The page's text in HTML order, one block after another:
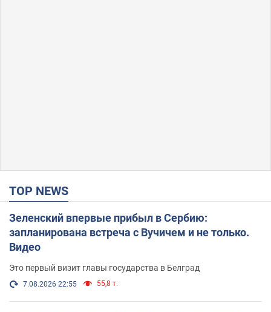
TOP NEWS
Зеленский впервые прибыл в Сербию:
запланирована встреча с Вучичем и не только.
Видео
Это первый визит главы государства в Белград
7.08.2026 22:55 55,8 т.